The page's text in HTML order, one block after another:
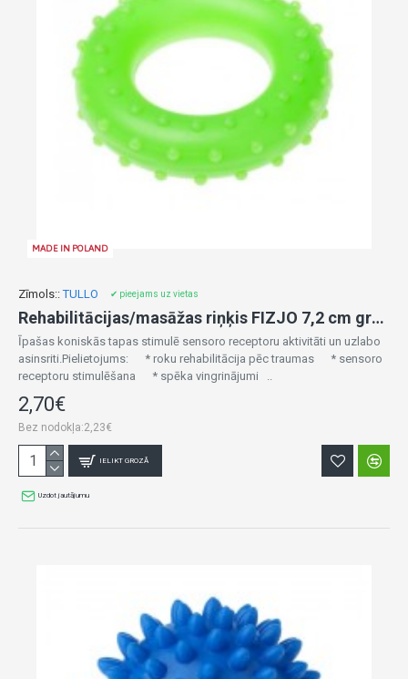
MADE IN POLAND
Zīmols:: TULLO ✔ pieejams uz vietas
Rehabilitācijas/masāžas riņķis FIZJO 7,2 cm green (878)
Īpašas koniskās tapas stimulē sensoro receptoru aktivitāti un uzlabo
asinsriti.Pielietojums: * roku rehabilitācija pēc traumas * sensoro
receptoru stimulēšana * spēka vingrinājumi ..
2,70€
Bez nodokļa:2,23€
IELIKT GROZĀ
Uzdot jautājumu